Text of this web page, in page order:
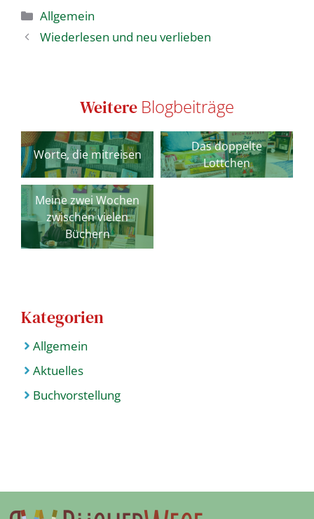
Kategorien
Allgemein
Wiederlesen und neu verlieben
Weitere Blogbeiträge
Worte, die mitreisen
Das doppelte
Lottchen
Meine zwei Wochen
zwischen vielen
Büchern
Kategorien
Allgemein
Aktuelles
Buchvorstellung